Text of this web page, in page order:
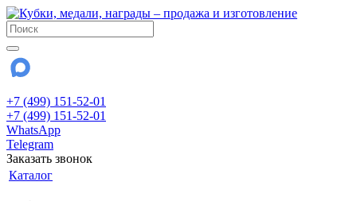
+7 (499) 151-52-01
+7 (499) 151-52-01
WhatsApp
Telegram
Заказать звонок
Каталог